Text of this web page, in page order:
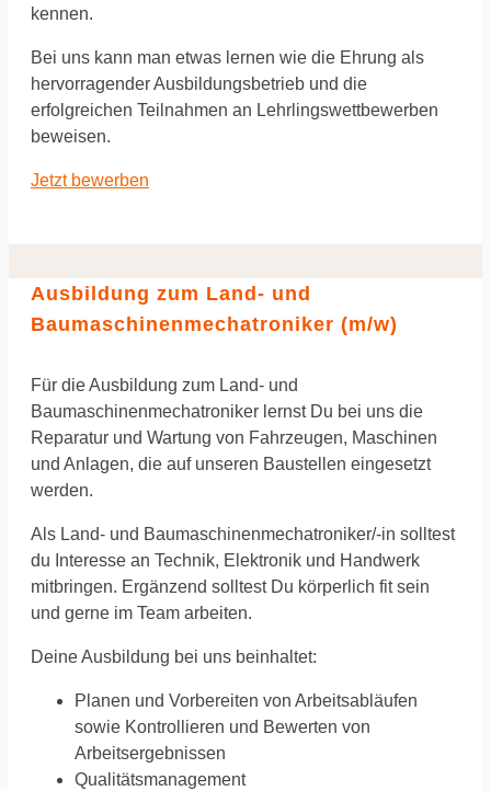
kennen.
Bei uns kann man etwas lernen wie die Ehrung als
hervorragender Ausbildungsbetrieb und die
erfolgreichen Teilnahmen an Lehrlingswettbewerben
beweisen.
Jetzt bewerben
Ausbildung zum Land- und
Baumaschinenmechatroniker (m/w)
Für die Ausbildung zum Land- und
Baumaschinenmechatroniker lernst Du bei uns die
Reparatur und Wartung von Fahrzeugen, Maschinen
und Anlagen, die auf unseren Baustellen eingesetzt
werden.
Als Land- und Baumaschinenmechatroniker/-in solltest
du Interesse an Technik, Elektronik und Handwerk
mitbringen. Ergänzend solltest Du körperlich fit sein
und gerne im Team arbeiten.
Deine Ausbildung bei uns beinhaltet:
Planen und Vorbereiten von Arbeitsabläufen
sowie Kontrollieren und Bewerten von
Arbeitsergebnissen
Qualitätsmanagement